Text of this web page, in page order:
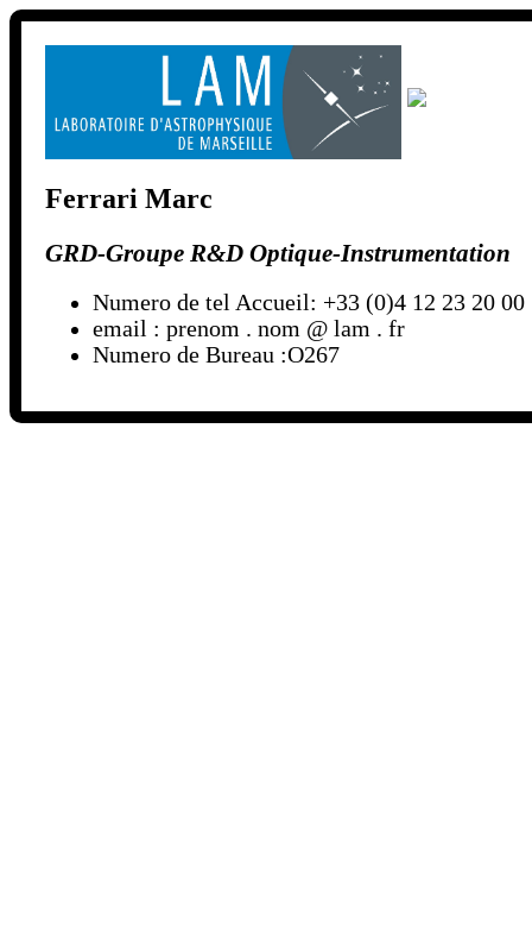
Ferrari Marc
GRD-Groupe R&D Optique-Instrumentation
Numero de tel Accueil: +33 (0)4 12 23 20 00
email : prenom . nom @ lam . fr
Numero de Bureau :O267